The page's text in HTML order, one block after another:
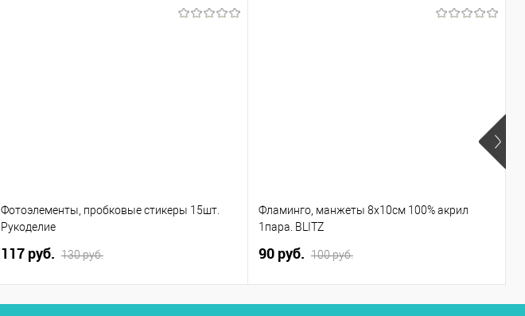
Фотоэлементы, пробковые стикеры 15шт.
Рукоделие
117 руб. 130 руб.
Фламинго, манжеты 8х10см 100% акрил
1пара. BLITZ
90 руб. 100 руб.